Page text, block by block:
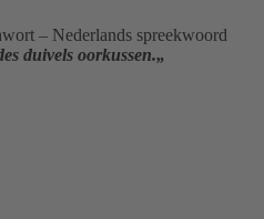
– Nederlands spreekwoord
duivels oorkussen.„